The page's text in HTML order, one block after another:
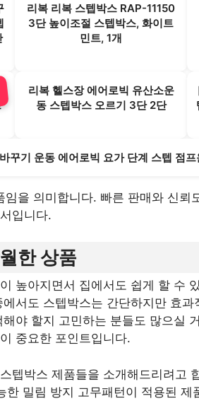
리복 리복 스텝박스 RAP-11150
3단 높이조절 스텝박스, 화이트
민트, 1개
리복 헬스장 에어로빅 유산소운
동 스텝박스 오르기 3단 2단
꾸기 운동 에어로빅 요가 단계 스텝 점
임을 의미합니다. 빠른 판매와 신
입니다.
한 상품
높아지면서 집에서도 쉽게 할 수
서도 스텝박스는 간단하지만 효
야 할지 고민하는 분들도 많으실
중요한 포인트입니다.
텝박스 제품들을 소개해드리려고
한 밀림 방지 고무패턴이 적용된 제